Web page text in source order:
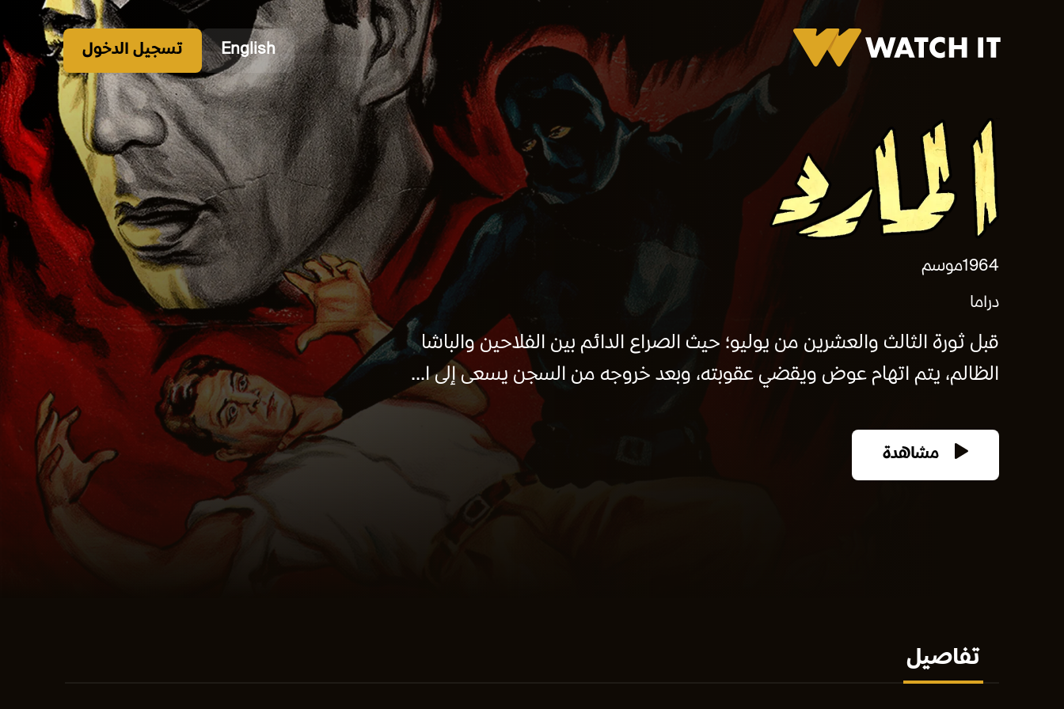
English تسجيل الدخول
1964موسم
دراما
قبل ثورة الثالث والعشرين من يوليو؛ حيث الصراع الدائم بين الفلاحين والباشا
الظالم، يتم اتهام عوض ويقضي عقوبته، وبعد خروجه من السجن يسعى إلى ا...
مشاهدة
تفاصيل